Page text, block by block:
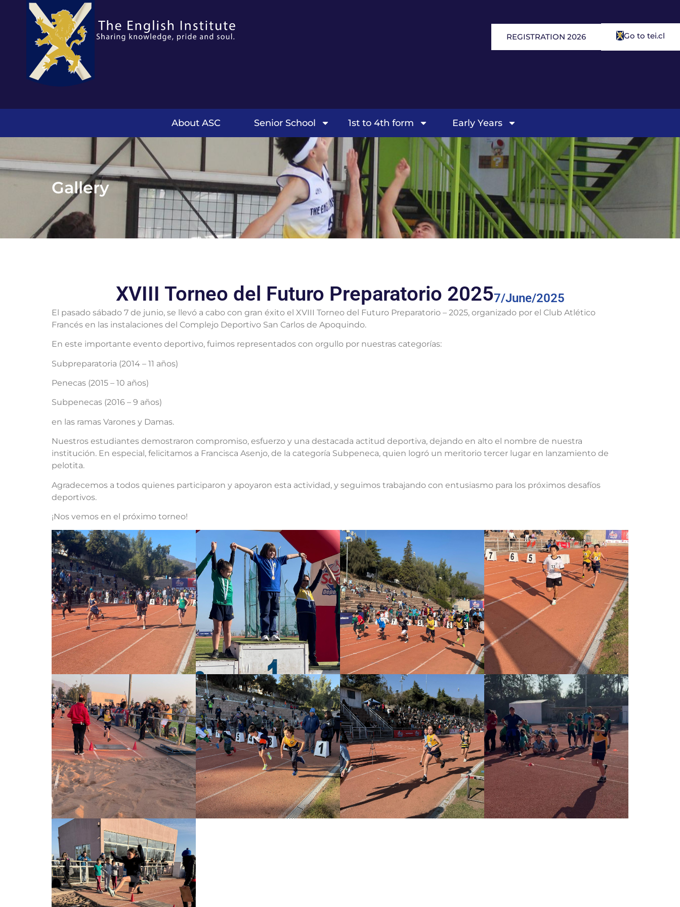
Go to tei.cl
REGISTRATION 2026
About ASC Senior School 1st to 4th form Early Years
Gallery
XVIII Torneo del Futuro Preparatorio 20257/June/2025
El pasado sábado 7 de junio, se llevó a cabo con gran éxito el XVIII Torneo del Futuro Preparatorio – 2025, organizado por el Club Atlético
Francés en las instalaciones del Complejo Deportivo San Carlos de Apoquindo.
En este importante evento deportivo, fuimos representados con orgullo por nuestras categorías:
Subpreparatoria (2014 – 11 años)
Penecas (2015 – 10 años)
Subpenecas (2016 – 9 años)
en las ramas Varones y Damas.
Nuestros estudiantes demostraron compromiso, esfuerzo y una destacada actitud deportiva, dejando en alto el nombre de nuestra
institución. En especial, felicitamos a Francisca Asenjo, de la categoría Subpeneca, quien logró un meritorio tercer lugar en lanzamiento de
pelotita.
Agradecemos a todos quienes participaron y apoyaron esta actividad, y seguimos trabajando con entusiasmo para los próximos desafíos
deportivos.
¡Nos vemos en el próximo torneo!